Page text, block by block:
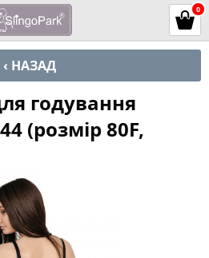
0
‹ НАЗАД
годування
(розмір 80F,